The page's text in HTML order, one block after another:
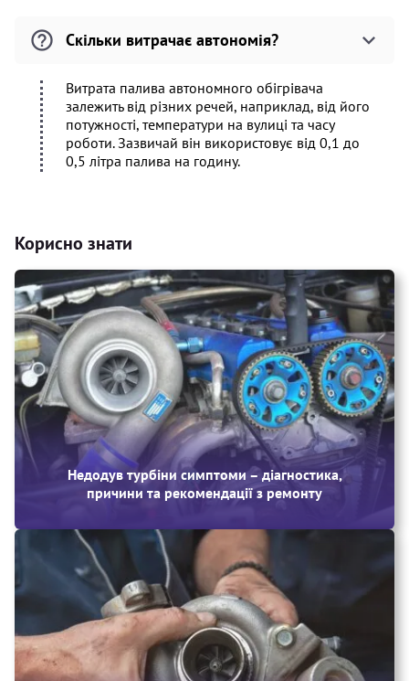
Скільки витрачає автономія?
Витрата палива автономного обігрівача
залежить від різних речей, наприклад, від його
потужності, температури на вулиці та часу
роботи. Зазвичай він використовує від 0,1 до
0,5 літра палива на годину.
Корисно знати
Недодув турбіни симптоми – діагностика,
причини та рекомендації з ремонту